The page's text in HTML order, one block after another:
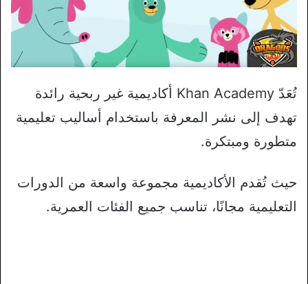
تُعَدّ Khan Academy أكاديمية غير ربحية رائدة
تهدف إلى نشر المعرفة باستخدام أساليب تعليمية
متطورة ومبتكرة.
حيث تُقدم الأكاديمية مجموعة واسعة من الدورات
التعليمية مجانًا، تناسب جميع الفئات العمرية.